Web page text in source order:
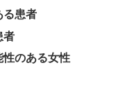
る患者
者
性のある女性